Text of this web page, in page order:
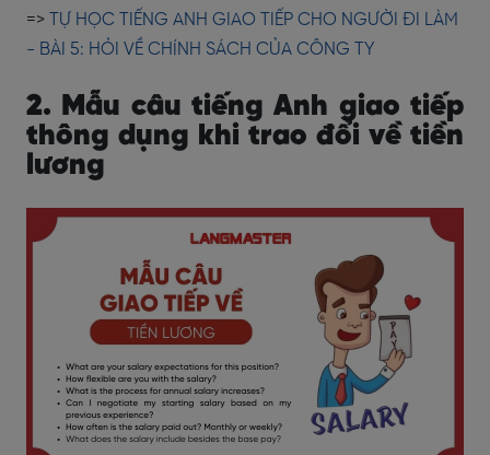
=>
TỰ HỌC TIẾNG ANH GIAO TIẾP CHO NGƯỜI ĐI LÀM
- BÀI 5: HỎI VỀ CHÍNH SÁCH CỦA CÔNG TY
2. Mẫu câu tiếng Anh giao tiếp
thông dụng khi trao đổi về tiền
lương